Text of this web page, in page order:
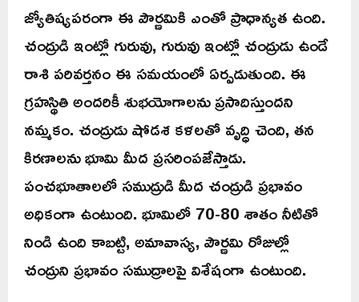
జ్యోతిష్యపరంగా ఈ పౌర్ణమికి ఎంతో ప్రాధాన్యత ఉంది.
చంద్రుడి ఇంట్లో గురువు, గురువు ఇంట్లో చంద్రుడు ఉండే
రాశి పరివర్తనం ఈ సమయంలో ఏర్పడుతుంది. ఈ
గ్రహస్థితి అందరికీ శుభయోగాలను ప్రసాదిస్తుందని
నమ్మకం. చంద్రుడు షోడశ కళలతో వృద్ధి చెంది, తన
కిరణాలను భూమి మీద ప్రసరింపజేస్తాడు.
పంచభూతాలలో సముద్రుడి మీద చంద్రుడి ప్రభావం
అధికంగా ఉంటుంది. భూమిలో 70-80 శాతం నీటితో
నిండి ఉంది కాబట్టి, అమావాస్య, పౌర్ణమి రోజుల్లో
చంద్రుని ప్రభావం సముద్రాలపై విశేషంగా ఉంటుంది.